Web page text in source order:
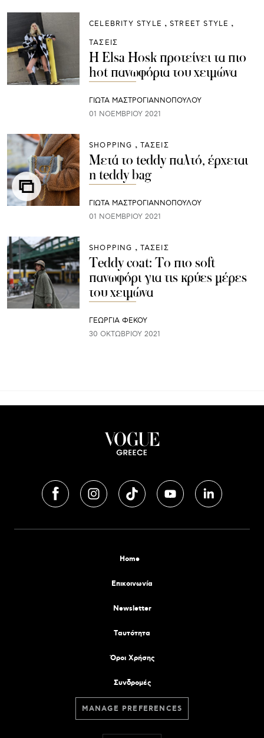
CELEBRITY STYLE STREET STYLE
ΤΑΣΕΙΣ
H Elsa Hosk προτείνει τα πιο
hot πανωφόρια του χειμώνα
ΓΙΩΤΑ ΜΑΣΤΡΟΓΙΑΝΝΟΠΟΥΛΟΥ
01 ΝΟΕΜΒΡΊΟΥ 2021
SHOPPING ΤΑΣΕΙΣ
Μετά το teddy παλτό, έρχεται
η teddy bag
ΓΙΩΤΑ ΜΑΣΤΡΟΓΙΑΝΝΟΠΟΥΛΟΥ
01 ΝΟΕΜΒΡΊΟΥ 2021
SHOPPING ΤΑΣΕΙΣ
Teddy coat: Το πιο soft
πανωφόρι για τις κρύες μέρες
του χειμώνα
ΓΕΩΡΓΙΑ ΦΕΚΟΥ
30 ΟΚΤΩΒΡΊΟΥ 2021
Home
Επικοινωνία
Newsletter
Tαυτότητα
Όροι Χρήσης
Συνδρομές
MANAGE PREFERENCES